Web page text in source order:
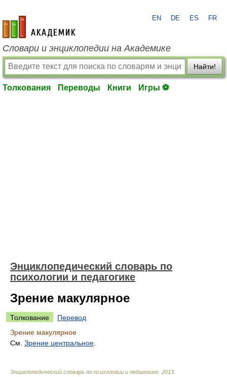
academic.ru
EN DE ES FR
Словари и энциклопедии на Академике
Найти!
Толкования Переводы Книги Игры ⚽
Энциклопедический словарь по
психологии и педагогике
Зрение макулярное
Толкование
Перевод
Зрение макулярное
См. Зрение центральное
Энциклопедический словарь по психологии и педагогике 2013